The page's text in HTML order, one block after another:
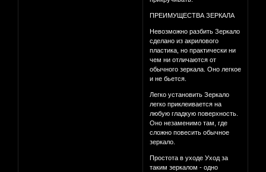
ПРЕИМУЩЕСТВА ЗЕРКАЛА
Невозможно разбить Зеркало
сделано из акрилового
пластика, но практически ни
чем ни отличаются от
обычного зеркала. Оно легкое
и не бьется.
Легко установить Зеркало
легко приклеивается на
любую гладкую поверхность.
Оно незаменимо там, где
сложно повесить обычное
зеркало.
Простота в уходе Уход за
таким зеркалом - одно